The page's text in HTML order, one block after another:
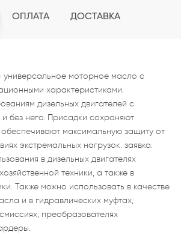
ОПЛАТА ДОСТАВКА
универсальное моторное масло с
характеристиками.
дизельных двигателей с
и без него. Присадки сохраняют
обеспечивают максимальную защиту от
экстремальных нагрузок. заявка.
в дизельных двигателях
техники, а также в
Также можно использовать в качестве
и в гидравлических муфтах,
преобразователях